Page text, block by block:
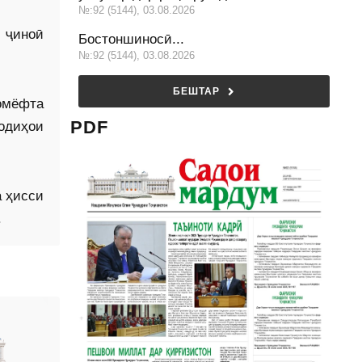
ҳисси
№:92 (5144), 03.08.2026
Бостоншиносӣ...
№:92 (5144), 03.08.2026
БЕШТАР
PDF